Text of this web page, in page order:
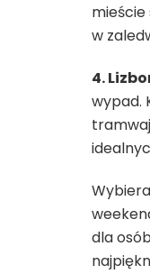
w
4.
wypad.
dla